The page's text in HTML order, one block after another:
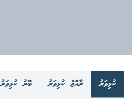
ކުޅިވަރު ރާއްޖެ ކުޅިވަރު ބޭރު ކުޅިވަރު